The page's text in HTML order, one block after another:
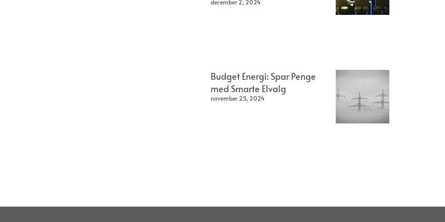
december 2, 2024
Budget Energi: Spar Penge
med Smarte Elvalg
november 25, 2024